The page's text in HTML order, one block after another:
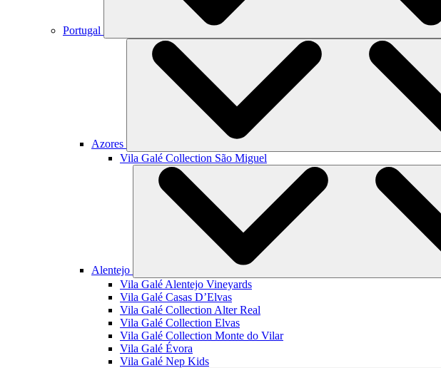
Portugal
Azores
Vila Galé Collection São Miguel
Alentejo
Vila Galé Alentejo Vineyards
Vila Galé Casas D’Elvas
Vila Galé Collection Alter Real
Vila Galé Collection Elvas
Vila Galé Collection Monte do Vilar
Vila Galé Évora
Vila Galé Nep Kids